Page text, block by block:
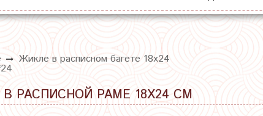
Жикле в расписном багете 18х24
РАСПИСНОЙ РАМЕ 18Х24 СМ